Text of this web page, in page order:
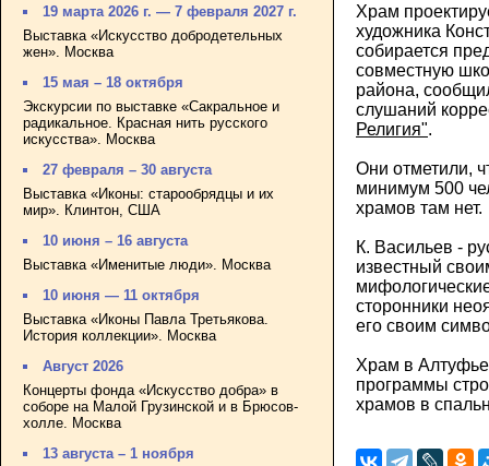
19 марта 2026 г. — 7 февраля 2027 г.
Выставка «Искусство добродетельных
жен». Москва
15 мая – 18 октября
Экскурсии по выставке «Сакральное и
радикальное. Красная нить русского
искусства». Москва
27 февраля – 30 августа
Выставка «Иконы: старообрядцы и их
мир». Клинтон, США
10 июня – 16 августа
Выставка «Именитые люди». Москва
10 июня — 11 октября
Выставка «Иконы Павла Третьякова.
История коллекции». Москва
Август 2026
Концерты фонда «Искусство добра» в
соборе на Малой Грузинской и в Брюсов-
холле. Москва
13 августа – 1 ноября
Храм
художника
собирается
совместную
района,
слушаний
Религия".
Они отметили,
минимум 500
храмов там нет.
К. Васильев -
известный
сторонники
его своим
Храм в
программы
храмов в